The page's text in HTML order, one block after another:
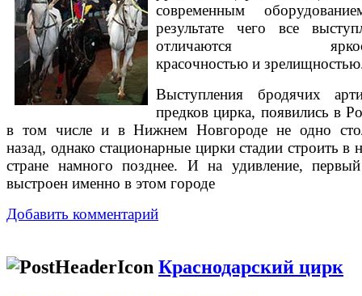
современным
результате чего все
отличаются
красочностью и
Выступления бродячих
предков цирка, появились в
в том числе и в Нижнем Новгороде не одно
назад, однако стационарные цирки стадии строить в
стране намного позднее. И на удивление,
выстроен именно в этом городе
Добавить комментарий
Краснодарский цирк